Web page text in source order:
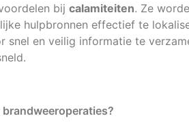
bij calamiteiten. Ze
hulpbronnen effectief te
snel en veilig informatie te